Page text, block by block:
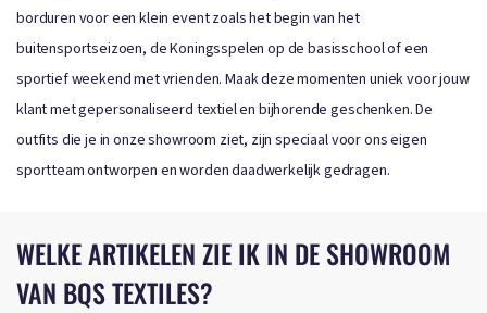
borduren voor een klein event zoals het begin van het
buitensportseizoen, de Koningsspelen op de basisschool of een
sportief weekend met vrienden. Maak deze momenten uniek voor jouw
klant met gepersonaliseerd textiel en bijhorende geschenken. De
outfits die je in onze showroom ziet, zijn speciaal voor ons eigen
sportteam ontworpen en worden daadwerkelijk gedragen.
WELKE ARTIKELEN ZIE IK IN DE SHOWROOM
VAN BQS TEXTILES?